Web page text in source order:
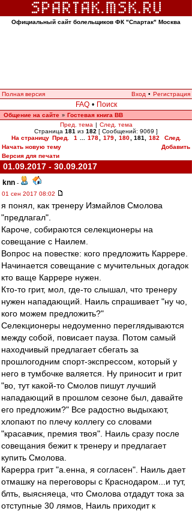
Официальный сайт болельщиков ФК "Спартак" Москва
Полная версия Вход • Регистрация
FAQ • Поиск
Общение на сайте » Гостевая книга ВВ
Пред. тема | След. тема
Страница 181 из 182 [ Сообщений: 9069 ]
На страницу Пред. 1 178 179 180 181 182
След.
Начать новую тему
Добавить
Версия для печати
01.09.2017 - 30.09.2017
knn -
01 сен 2017 08:02
я понял, как тренеру Измайлов Смолова
"предлагал".
Кароче, собираются селекционеры на
совещание с Наилем.
Вопрос на повестке: кого предложить Каррере.
Начинается совещание с мучительных догадок
кто ваще Каррере нужен.
Кто-то грит, мол, где-то слышал, что тренеру
нужен нападающий. Наиль спрашивает "ну чо,
кого можем предложить?"
Селекционеры недоуменно переглядываются
между собой, повисает пауза. Потом самый
находчивый предлагает сбегать за
прошлогодним спорт-экспрессом, который у
него в тумбочке валяется. Ну приносит и грит
"во, тут какой-то Смолов пишут лучший
нападающий в прошлом сезоне был, давайте
его предложим?" Все радостно выдыхают,
хлопают по плечу коллегу со словами
"красавчик, премия твоя". Наиль сразу после
совещания бежит к тренеру и предлагает
купить Смолова.
Карерра грит "а.енна, я согласен". Наиль дает
отмашку на переговоры с Краснодаром...и тут,
блть, выясняеца, что Смолова отдадут тока за
отступные 30 лямов, Наиль приходит к